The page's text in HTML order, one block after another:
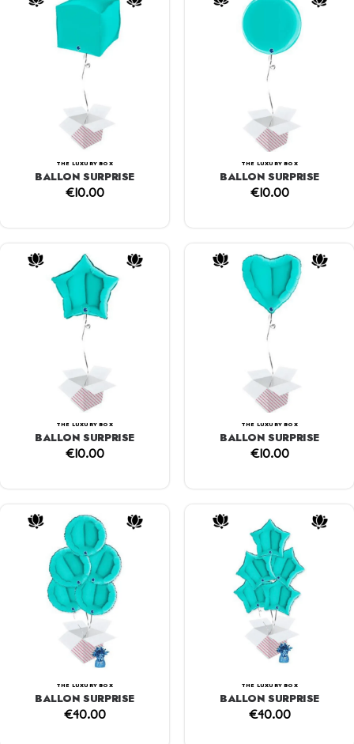
THE LUXURY BOX
BALLON SURPRISE
€10.00
THE LUXURY BOX
BALLON SURPRISE
€10.00
THE LUXURY BOX
BALLON SURPRISE
€10.00
THE LUXURY BOX
BALLON SURPRISE
€10.00
THE LUXURY BOX
BALLON SURPRISE
€40.00
THE LUXURY BOX
BALLON SURPRISE
€40.00